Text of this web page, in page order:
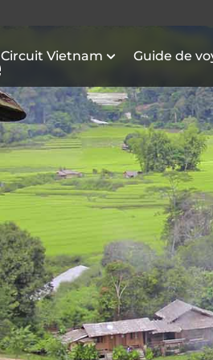
Circuit Vietnam Guide de